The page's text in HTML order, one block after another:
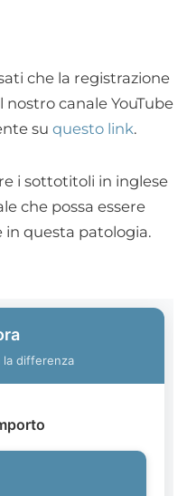
che la registrazione
canale YouTube
su questo link.
i sottotitoli in inglese
che possa essere
questa patologia.